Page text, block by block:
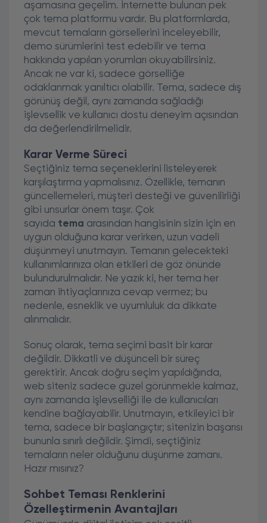
aşamasına geçelim. İnternette bulunan pek
çok tema platformu vardır. Bu platformlarda,
mevcut temaların görsellerini inceleyebilir,
demo sürümlerini test edebilir ve tema
hakkında yapılan yorumları okuyabilirsiniz.
Ancak ne var ki, sadece görselliğe
odaklanmak yanıltıcı olabilir. Tema, sadece dış
görünüş değil, aynı zamanda sağladığı
işlevsellik ve kullanıcı dostu deneyim açısından
da değerlendirilmelidir.
Karar Verme Süreci
Seçtiğiniz tema seçeneklerini listeleyerek
karşılaştırma yapmalısınız. Özellikle, temanın
güncellemeleri, müşteri desteği ve güvenilirliği
gibi unsurlar önem taşır. Çok
sayıda tema arasından hangisinin sizin için en
uygun olduğuna karar verirken, uzun vadeli
düşünmeyi unutmayın. Temanın gelecekteki
kullanımlarınıza olan etkileri de göz önünde
bulundurulmalıdır. Ne yazık ki, her tema her
zaman ihtiyaçlarınıza cevap vermez; bu
nedenle, esneklik ve uyumluluk da dikkate
alınmalıdır.
Sonuç olarak, tema seçimi basit bir karar
değildir. Dikkatli ve düşünceli bir süreç
gerektirir. Ancak doğru seçim yapıldığında,
web siteniz sadece güzel görünmekle kalmaz,
aynı zamanda işlevselliği ile de kullanıcıları
kendine bağlayabilir. Unutmayın, etkileyici bir
tema, sadece bir başlangıçtır; sitenizin başarısı
bununla sınırlı değildir. Şimdi, seçtiğiniz
temaların neler olduğunu düşünme zamanı.
Hazır mısınız?
Sohbet Teması Renklerini
Özelleştirmenin Avantajları